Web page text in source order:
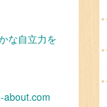
な自立力を
about.com